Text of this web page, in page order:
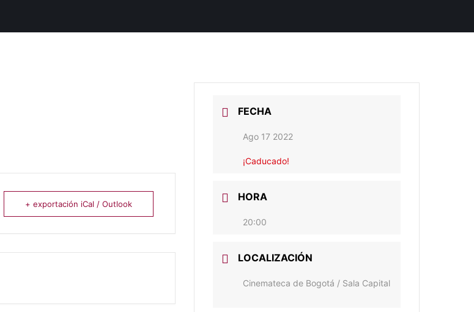
+ exportación iCal / Outlook
FECHA
Ago 17 2022
¡Caducado!
HORA
20:00
LOCALIZACIÓN
Cinemateca de Bogotá / Sala Capital